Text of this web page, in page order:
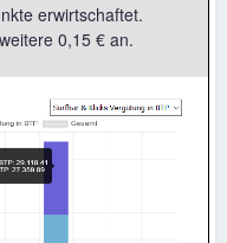
erwirtschaftet.
0,15 € an.